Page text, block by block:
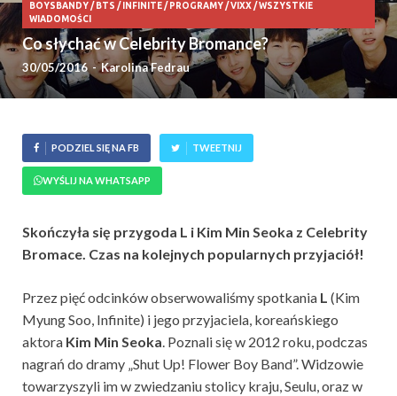
BOYSBANDY/BTS / INFINITE/ PROGRAMY/VIXX/WSZYSTKIE
WIADOMOŚCI
Co słychać w Celebrity Bromance?
30/05/2016-Karolina Fedrau
PODZIEL SIĘ NA FB TWEETNIJ
WYŚLIJ NA WHATSAPP
Skończyła się przygoda L i Kim Min Seoka z Celebrity
Bromace. Czas na kolejnych popularnych przyjaciół!
Przez pięć odcinków obserwowaliśmy spotkania L (Kim
Myung Soo, Infinite) i jego przyjaciela, koreańskiego
aktora Kim Min Seoka. Poznali się w 2012 roku, podczas
nagrań do dramy „Shut Up! Flower Boy Band”. Widzowie
towarzyszyli im w zwiedzaniu stolicy kraju, Seulu, oraz w